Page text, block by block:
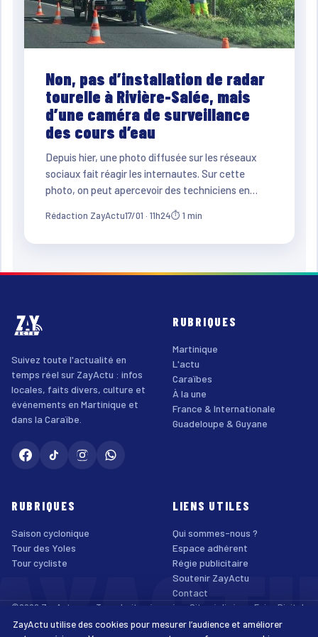
Non, pas d’installation de radar
tourelle à Rivière-Salée, mais
d’une caméra de surveillance
des cours d’eau
Depuis hier, une photo diffusée sur les réseaux
sociaux fait réagir les internautes. Sur cette
photo, on peut apercevoir des techniciens en…
Rédaction ZayActu17/01 · 11h24⏱ 1 min
Suivez toute l'actualité en
temps réel sur ZayActu : infos
locales, faits divers, culture et
événements en Martinique et
dans la Caraïbe.
RUBRIQUES
Martinique
L'actu
Caraïbes
À la une
France & Internationale
Guadeloupe & Guyane
RUBRIQUES
Saison cyclonique
Tour des Yoles
Tour cycliste
LIENS UTILES
Qui sommes-nous ?
Espace adhérent
Régie publicitaire
Soutenir ZayActu
Contact
©2026 ZayActu.org. Tous droits réservés. · Site réalisé par Enjoy Digital
Agency
Mentions légales
Confidentialité Cookies Accessibilité
ZayActu utilise des cookies pour mesurer l’audience et améliorer